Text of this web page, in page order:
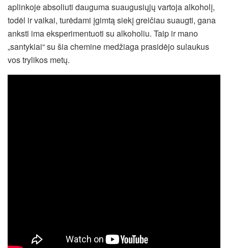
aplinkoje absoliuti dauguma suaugusiųjų vartoja alkoholį,
todėl ir vaikai, turėdami įgimtą siekį greičiau suaugti, gana
anksti ima eksperimentuoti su alkoholiu. Taip ir mano
„santykiai“ su šia chemine medžiaga prasidėjo sulaukus
vos trylikos metų.